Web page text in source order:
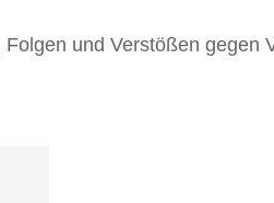
und Verstößen gegen